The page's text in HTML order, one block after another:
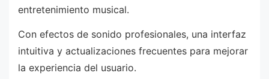
entretenimiento musical.
Con efectos de sonido profesionales, una interfaz
intuitiva y actualizaciones frecuentes para mejorar
la experiencia del usuario.